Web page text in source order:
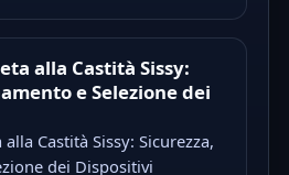
alla Castità Sissy:
e Selezione dei
Castità Sissy: Sicurezza,
dei Dispositivi